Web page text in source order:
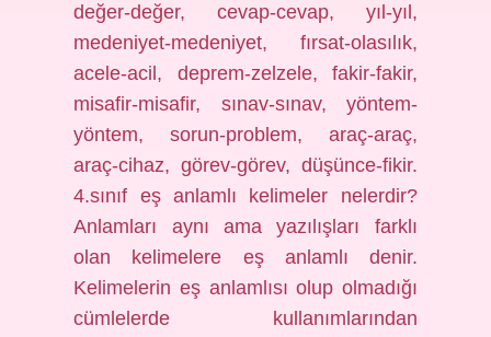
değer-değer, cevap-cevap, yıl-yıl,
medeniyet-medeniyet, fırsat-olasılık,
acele-acil, deprem-zelzele, fakir-fakir,
misafir-misafir, sınav-sınav, yöntem-
yöntem, sorun-problem, araç-araç,
araç-cihaz, görev-görev, düşünce-fikir.
4.sınıf eş anlamlı kelimeler nelerdir?
Anlamları aynı ama yazılışları farklı
olan kelimelere eş anlamlı denir.
Kelimelerin eş anlamlısı olup olmadığı
cümlelerde kullanımlarından